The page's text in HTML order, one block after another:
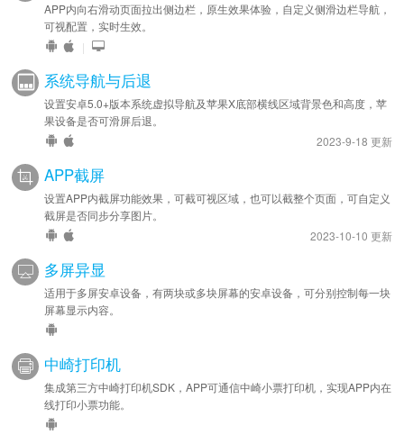
APP内向右滑动页面拉出侧边栏，原生效果体验，自定义侧滑边栏导航，
可视配置，实时生效。
|
系统导航与后退
设置安卓5.0+版本系统虚拟导航及苹果X底部横线区域背景色和高度，苹
果设备是否可滑屏后退。
2023-9-18 更新
APP截屏
设置APP内截屏功能效果，可截可视区域，也可以截整个页面，可自定义
截屏是否同步分享图片。
2023-10-10 更新
多屏异显
适用于多屏安卓设备，有两块或多块屏幕的安卓设备，可分别控制每一块
屏幕显示内容。
中崎打印机
集成第三方中崎打印机SDK，APP可通信中崎小票打印机，实现APP内在
线打印小票功能。